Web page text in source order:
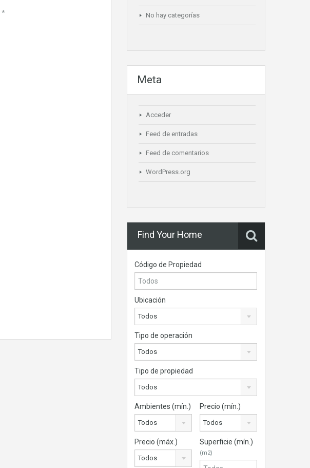
* No hay categorías
Meta
Acceder
Feed de entradas
Feed de comentarios
WordPress.org
Find Your Home
Código de Propiedad
Ubicación
Todos
Tipo de operación
Todos
Tipo de propiedad
Todos
Ambientes (mín.)
Todos
Precio (mín.)
Todos
Precio (máx.)
Todos
Superficie (mín.)
(m2)